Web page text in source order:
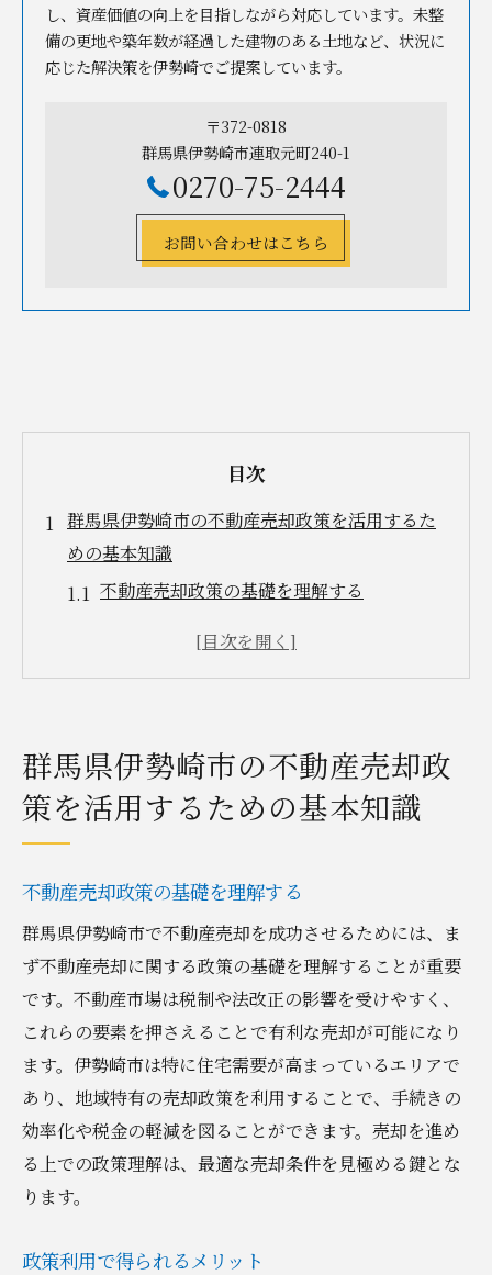
し、資産価値の向上を目指しながら対応しています。未整
備の更地や築年数が経過した建物のある土地など、状況に
応じた解決策を伊勢崎でご提案しています。
〒372-0818
群馬県伊勢崎市連取元町240-1
0270-75-2444
お問い合わせはこちら
目次
群馬県伊勢崎市の不動産売却政策を活用するた
めの基本知識
不動産売却政策の基礎を理解する
政策利用で得られるメリット
政策変更への対応方法
不動産売却における政策の重要性と地域特性の
理解
地域特性が売却に与える影響
政策が不動産市場に与える役割
伊勢崎市の特性を活かした売却戦略
市場分析による政策活用方法
政策が価格設定に与える影響
地域特有の政策を活かすポイント
伊勢崎市での不動産売却成功のためのタイミン
グの見極め方
最適な売却タイミングの見つけ方
季節による売却時期の違い
群馬県伊勢崎市の不動産売却政
策を活用するための基本知識
不動産売却政策の基礎を理解する
群馬県伊勢崎市で不動産売却を成功させるためには、ま
ず不動産売却に関する政策の基礎を理解することが重要
です。不動産市場は税制や法改正の影響を受けやすく、
これらの要素を押さえることで有利な売却が可能になり
ます。伊勢崎市は特に住宅需要が高まっているエリアで
あり、地域特有の売却政策を利用することで、手続きの
効率化や税金の軽減を図ることができます。売却を進め
る上での政策理解は、最適な売却条件を見極める鍵とな
ります。
政策利用で得られるメリット